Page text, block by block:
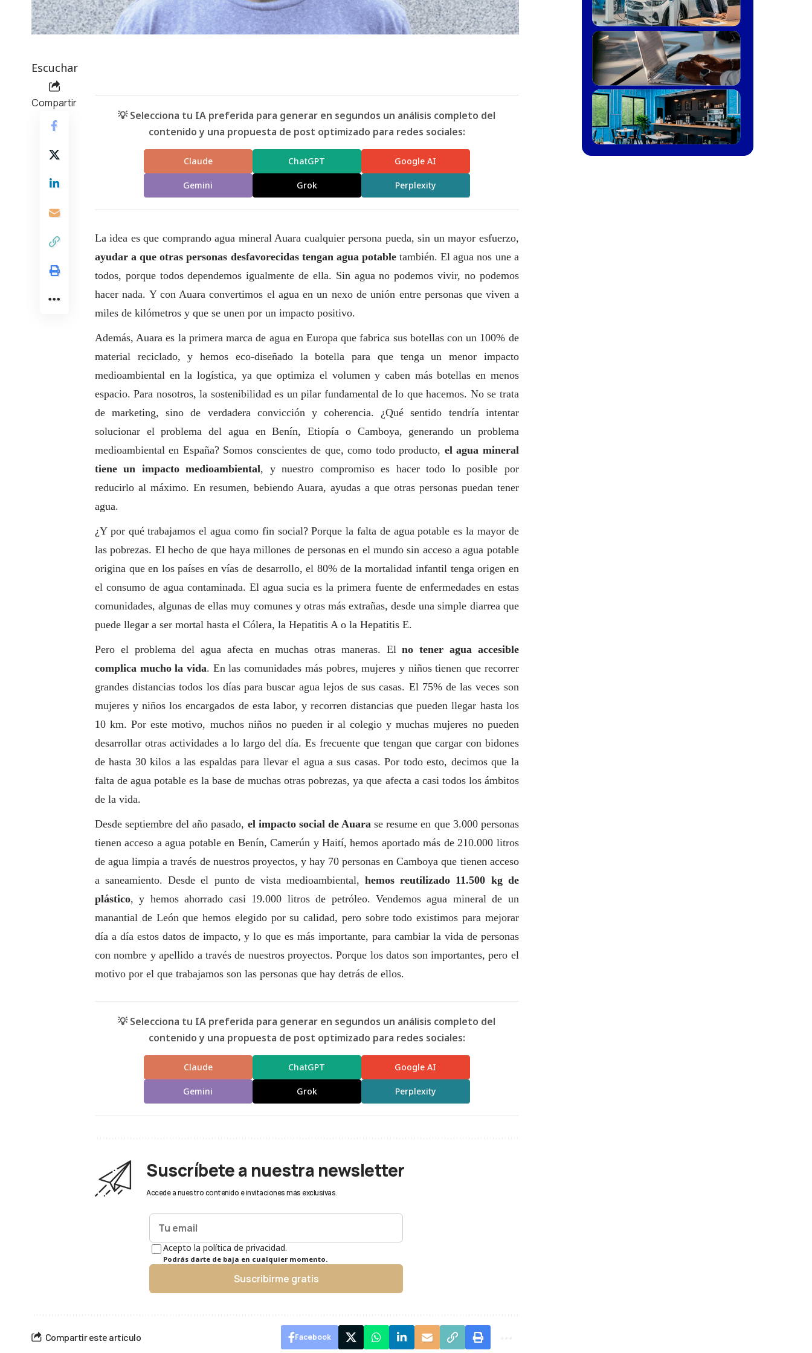
Escuchar
Compartir
💡 Selecciona tu IA preferida para generar en segundos un análisis completo del
contenido y una propuesta de post optimizado para redes sociales:
Claude ChatGPT Google AI
Gemini Grok Perplexity
La idea es que comprando agua mineral Auara cualquier persona pueda, sin un mayor esfuerzo,
ayudar a que otras personas desfavorecidas tengan agua potabletambién. El agua nos une a
todos, porque todos dependemos igualmente de ella. Sin agua no podemos vivir, no podemos
hacer nada. Y con Auara convertimos el agua en un nexo de unión entre personas que viven a
miles de kilómetros y que se unen por un impacto positivo.
Además, Auara es la primera marca de agua en Europa que fabrica sus botellas con un 100% de
material reciclado, y hemos eco-diseñado la botella para que tenga un menor impacto
medioambiental en la logística, ya que optimiza el volumen y caben más botellas en menos
espacio. Para nosotros, la sostenibilidad es un pilar fundamental de lo que hacemos. No se trata
de marketing, sino de verdadera convicción y coherencia. ¿Qué sentido tendría intentar
solucionar el problema del agua en Benín, Etiopía o Camboya, generando un problema
medioambiental en España? Somos conscientes de que, como todo producto, el agua mineral
tiene un impacto medioambiental, y nuestro compromiso es hacer todo lo posible por
reducirlo al máximo. En resumen, bebiendo Auara, ayudas a que otras personas puedan tener
agua.
¿Y por qué trabajamos el agua como fin social? Porque la falta de agua potable es la mayor de
las pobrezas. El hecho de que haya millones de personas en el mundo sin acceso a agua potable
origina que en los países en vías de desarrollo, el 80% de la mortalidad infantil tenga origen en
el consumo de agua contaminada. El agua sucia es la primera fuente de enfermedades en estas
comunidades, algunas de ellas muy comunes y otras más extrañas, desde una simple diarrea que
puede llegar a ser mortal hasta el Cólera, la Hepatitis A o la Hepatitis E.
Pero el problema del agua afecta en muchas otras maneras. El no tener agua accesible
complica mucho la vida. En las comunidades más pobres, mujeres y niños tienen que recorrer
grandes distancias todos los días para buscar agua lejos de sus casas. El 75% de las veces son
mujeres y niños los encargados de esta labor, y recorren distancias que pueden llegar hasta los
10 km. Por este motivo, muchos niños no pueden ir al colegio y muchas mujeres no pueden
desarrollar otras actividades a lo largo del día. Es frecuente que tengan que cargar con bidones
de hasta 30 kilos a las espaldas para llevar el agua a sus casas. Por todo esto, decimos que la
falta de agua potable es la base de muchas otras pobrezas, ya que afecta a casi todos los ámbitos
de la vida.
Desde septiembre del año pasado, el impacto social de Auara se resume en que 3.000 personas
tienen acceso a agua potable en Benín, Camerún y Haití, hemos aportado más de 210.000 litros
de agua limpia a través de nuestros proyectos, y hay 70 personas en Camboya que tienen acceso
a saneamiento. Desde el punto de vista medioambiental,hemos reutilizado 11.500 kg de
plástico, y hemos ahorrado casi 19.000 litros de petróleo. Vendemos agua mineral de un
manantial de León que hemos elegido por su calidad, pero sobre todo existimos para mejorar
día a día estos datos de impacto, y lo que es más importante, para cambiar la vida de personas
con nombre y apellido a través de nuestros proyectos. Porque los datos son importantes, pero el
motivo por el que trabajamos son las personas que hay detrás de ellos.
💡 Selecciona tu IA preferida para generar en segundos un análisis completo del
contenido y una propuesta de post optimizado para redes sociales:
Claude ChatGPT Google AI
Gemini Grok Perplexity
Suscríbete a nuestra newsletter
Accede a nuestro contenido e invitaciones más exclusivas.
Acepto la política de privacidad.
Podrás darte de baja en cualquier momento.
Suscribirme gratis
Compartir este artículo Facebook